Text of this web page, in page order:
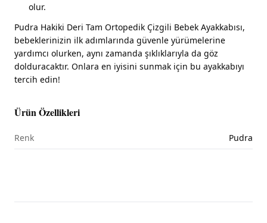
olur.
Pudra Hakiki Deri Tam Ortopedik Çizgili Bebek Ayakkabısı,
bebeklerinizin ilk adımlarında güvenle yürümelerine
yardımcı olurken, aynı zamanda şıklıklarıyla da göz
dolduracaktır. Onlara en iyisini sunmak için bu ayakkabıyı
tercih edin!
Ürün Özellikleri
Renk Pudra